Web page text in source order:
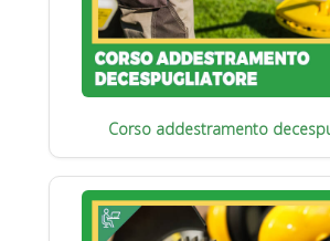
Corso addestramento